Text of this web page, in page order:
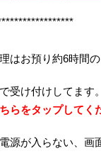
はお預り約6時間の
受け付けしてます。
らをタップしてく
源が入らない、